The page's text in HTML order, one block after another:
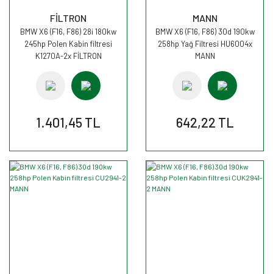
FİLTRON
BMW X6 (F16, F86) 28i 180kw
245hp Polen Kabin filtresi
K1270A-2x FİLTRON
1.401,45 TL
MANN
BMW X6 (F16, F86) 30d 190kw
258hp Yağ Filtresi HU6004x
MANN
642,22 TL